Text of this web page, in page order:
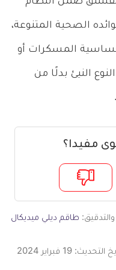
الصحية المتنوعة،
المسكرات أو
النيئ بدلًا من
مفيدا؟
طاقم ديلي ميديكال
التحديث: 19 فبراير 2024